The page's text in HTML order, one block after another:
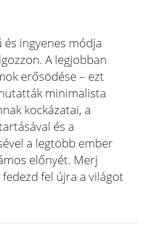
és ingyenes módja
A legjobban
erősödése – ezt
minimalista
kockázatai, a
és a
a legtöbb ember
előnyét. Merj
fel újra a világot